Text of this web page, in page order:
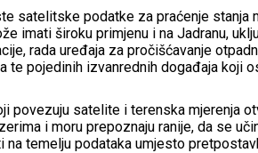
satelitske podatke za praćenje stanja
imati široku primjenu i na Jadranu,
rada uređaja za pročišćavanje
te pojedinih izvanrednih događaja koji
povezuju satelite i terenska mjerenja
i moru prepoznaju ranije, da se
temelju podataka umjesto